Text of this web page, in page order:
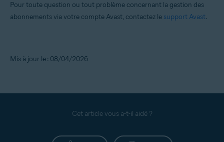
Pour toute question ou tout problème concernant la gestion des
abonnements via votre compte Avast, contactez le support Avast.
Mis à jour le : 08/04/2026
Cet article vous a-t-il aidé ?